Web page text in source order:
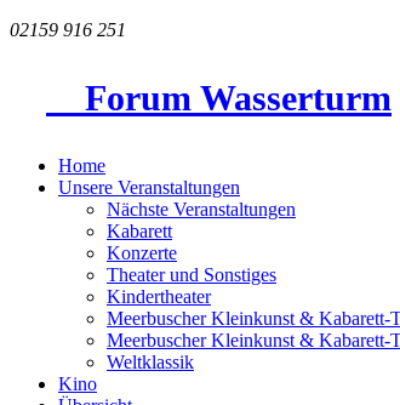
02159 916 251
Forum Wasserturm
Home
Unsere Veranstaltungen
Nächste Veranstaltungen
Kabarett
Konzerte
Theater und Sonstiges
Kindertheater
Meerbuscher Kleinkunst & Kabarett-
Meerbuscher Kleinkunst & Kabarett-
Weltklassik
Kino